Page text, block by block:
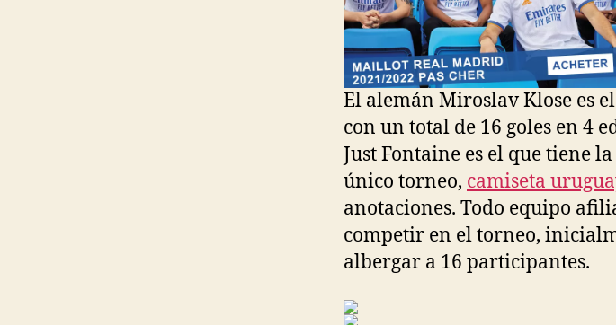
El alemán Miroslav Klose es
con un total de 16 goles en 4
Just Fontaine es el que tiene
único torneo, camiseta
anotaciones. Todo equipo
competir en el torneo,
albergar a 16 participantes.